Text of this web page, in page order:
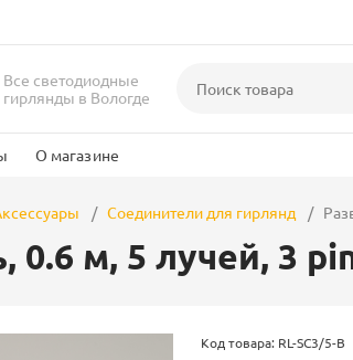
Все светодиодные
гирлянды в Вологде
О магазине
Соединители для гирлянд
0.6 м, 5 лучей, 3
Код товара: RL-SC3/5-B